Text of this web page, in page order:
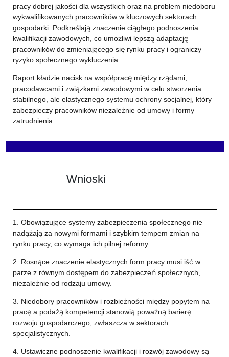
pracy dobrej jakości dla wszystkich oraz na problem niedoboru
wykwalifikowanych pracowników w kluczowych sektorach
gospodarki. Podkreślają znaczenie ciągłego podnoszenia
kwalifikacji zawodowych, co umożliwi lepszą adaptację
pracowników do zmieniającego się rynku pracy i ograniczy
ryzyko społecznego wykluczenia.
Raport kładzie nacisk na współpracę między rządami,
pracodawcami i związkami zawodowymi w celu stworzenia
stabilnego, ale elastycznego systemu ochrony socjalnej, który
zabezpieczy pracowników niezależnie od umowy i formy
zatrudnienia.
Wnioski
1. Obowiązujące systemy zabezpieczenia społecznego nie
nadążają za nowymi formami i szybkim tempem zmian na
rynku pracy, co wymaga ich pilnej reformy.
2. Rosnące znaczenie elastycznych form pracy musi iść w
parze z równym dostępem do zabezpieczeń społecznych,
niezależnie od rodzaju umowy.
3. Niedobory pracowników i rozbieżności między popytem na
pracę a podażą kompetencji stanowią poważną barierę
rozwoju gospodarczego, zwłaszcza w sektorach
specjalistycznych.
4. Ustawiczne podnoszenie kwalifikacji i rozwój zawodowy są